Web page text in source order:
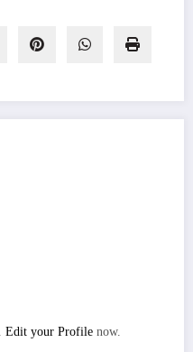
Edit your Profile now.